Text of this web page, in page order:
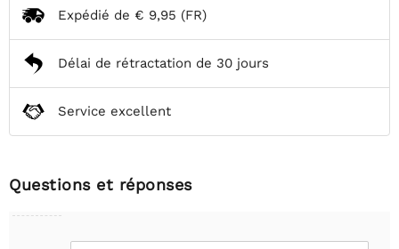
Expédié de € 9,95 (FR)
Délai de rétractation de 30 jours
Service excellent
Questions et réponses